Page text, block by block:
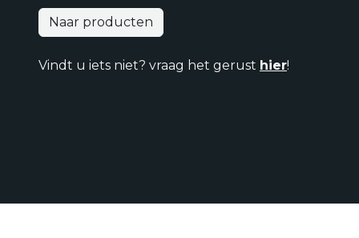
Naar producten
Vindt u iets niet? vraag het gerust hier!